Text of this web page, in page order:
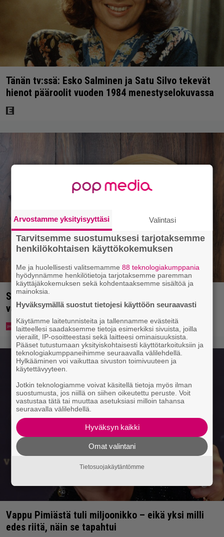
Tänän tv:ssä: Esko Salminen ja Satu Silvo tekevät
hienot pääroolit vuoden 1984 menestyselokuvassa
Syötkö perunoita näin? Tutkijat löysivät yhteyden
vakavaan kansansairauteen
Vappu Pimiästä tuli miljoonikko – eikä yksi milli
edes riitä, näin se tapahtui
Arvostamme yksityisyyttäsi Valintasi
Tarvitsemme suostumuksesi tarjotaksemme
henkilökohtaisen käyttökokemuksen
Me ja huolellisesti valitsemamme88 teknologiakumppania
hyödynnämme henkilötietoja tarjotaksemme paremman
käyttäjäkokemuksen sekä kohdentaaksemme sisältöä ja
mainoksia.
Hyväksymällä suostut tietojesi käyttöön seuraavasti
Käytämme laitetunnisteita ja tallennamme evästeitä
laitteellesi saadaksemme tietoja esimerkiksi sivuista, joilla
vierailit, IP-osoitteestasi sekä laitteesi ominaisuuksista.
Pääset tutustumaan yksityiskohtaisesti käyttötarkoituksiin ja
teknologiakumppaneihimme seuraavalla välilehdellä.
Hylkääminen voi vaikuttaa sivuston toimivuuteen ja
käytettävyyteen.
Jotkin teknologiamme voivat käsitellä tietoja myös ilman
suostumusta, jos niillä on siihen oikeutettu peruste. Voit
vastustaa tätä tai muuttaa asetuksiasi milloin tahansa
seuraavalla välilehdellä.
Hyväksyn kaikki
Omat valintani
Tietosuojakäytäntömme